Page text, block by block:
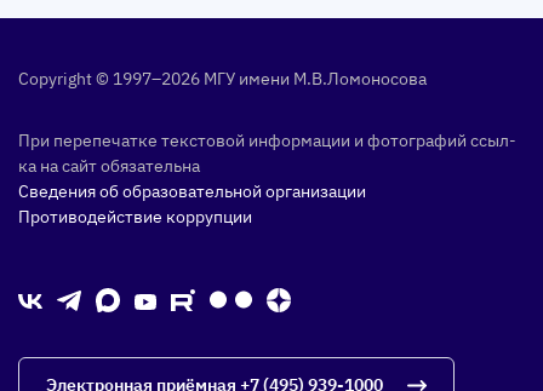
Copyright © 1997–2026 МГУ име­ни М.В.Ло­моно­сова
При пе­репе­чат­ке тек­сто­вой ин­форма­ции и фо­тог­ра­фий ссыл­
ка на сайт обя­затель­на
Сведения об образовательной организации
Противодействие коррупции
Электронная приёмная +7 (495) 939-1000